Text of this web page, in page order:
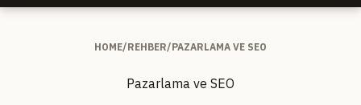
HOME/REHBER/PAZARLAMA VE SEO
Pazarlama ve SEO